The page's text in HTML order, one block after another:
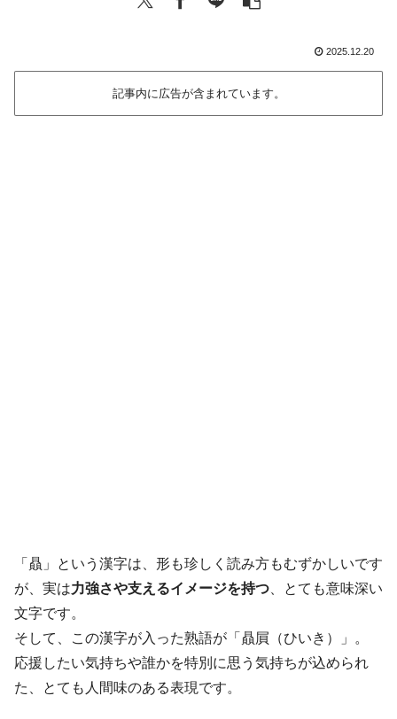
2025.12.20
記事内に広告が含まれています。
「贔」という漢字は、形も珍しく読み方もむずかしいです
が、実は力強さや支えるイメージを持つ 、とても意味深い
文字です。
そして、この漢字が入った熟語が「贔屓（ひいき）」。
応援したい気持ちや誰かを特別に思う気持ちが込められ
た、とても人間味のある表現です。